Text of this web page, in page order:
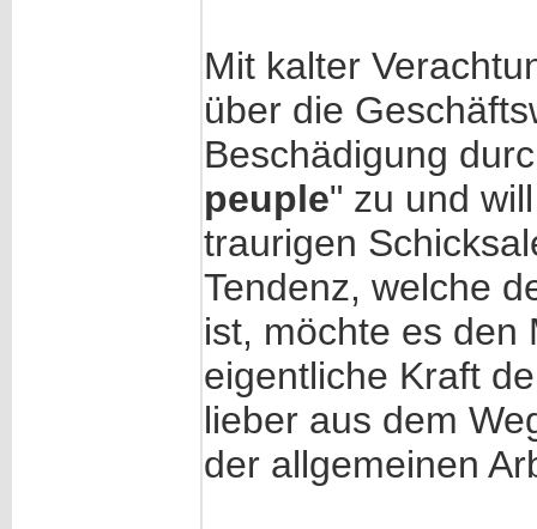
Mit kalter
über die
Beschädigung
peuple" zu und
traurigen
Tendenz, welche
ist, möchte es den
eigentliche Kraft
lieber aus dem
der allgemeinen